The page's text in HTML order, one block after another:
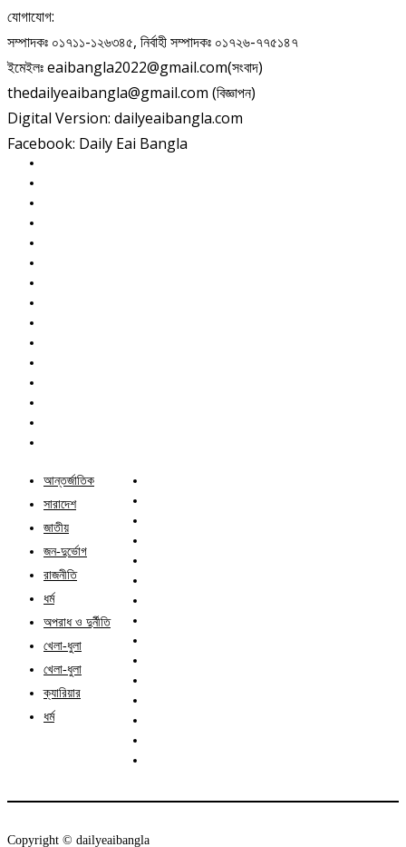
যোগাযোগ:
সম্পাদকঃ ০১৭১১-১২৬৩৪৫, নির্বাহী সম্পাদকঃ ০১৭২৬-৭৭৫১৪৭
ইমেইলঃ eaibangla2022@gmail.com(সংবাদ)
thedailyeaibangla@gmail.com (বিজ্ঞাপন)
Digital Version: dailyeaibangla.com
Facebook: Daily Eai Bangla
আন্তর্জাতিক
সারাদেশ
জাতীয়
জন-দুর্ভোগ
রাজনীতি
ধর্ম
অপরাধ ও দুর্নীতি
খেলা-ধুলা
খেলা-ধুলা
ক্যারিয়ার
ধর্ম
Copyright ©️ dailyeaibangla